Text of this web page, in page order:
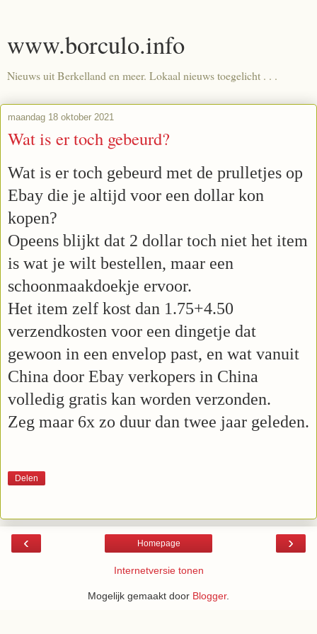
www.borculo.info
Nieuws uit Berkelland en meer. Lokaal nieuws toegelicht . . .
maandag 18 oktober 2021
Wat is er toch gebeurd?
Wat is er toch gebeurd met de prulletjes op
Ebay die je altijd voor een dollar kon
kopen?
Opeens blijkt dat 2 dollar toch niet het item
is wat je wilt bestellen, maar een
schoonmaakdoekje ervoor.
Het item zelf kost dan 1.75+4.50
verzendkosten voor een dingetje dat
gewoon in een envelop past, en wat vanuit
China door Ebay verkopers in China
volledig gratis kan worden verzonden.
Zeg maar 6x zo duur dan twee jaar geleden.
Delen
‹ ›
Homepage
Internetversie tonen
Mogelijk gemaakt door Blogger.